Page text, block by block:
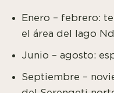
Enero – febrero:
el área del lago
Junio – agosto:
Septiembre –